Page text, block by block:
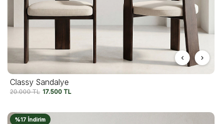
Classy Sandalye
20.000TL 17.500 TL
%17 İndirim